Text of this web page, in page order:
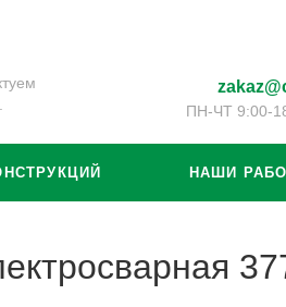
ПН-ЧТ 9:00-
НАШИ